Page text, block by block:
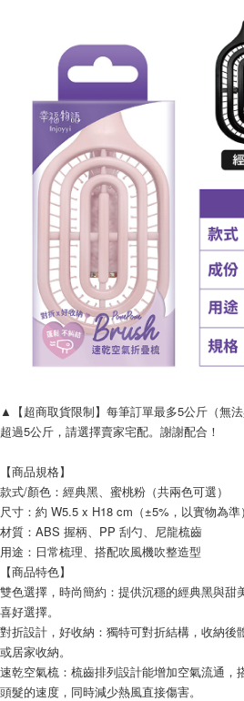
▲【超商取貨限制】每筆訂單最多5公斤（無
超過5公斤，請選擇賣家宅配。謝謝配合！
【商品規格】
款式/顏色：經典黑、蜜桃粉（共兩色可選）
尺寸：約 W5.5 x H18 cm（±5%，以實物為準）
材質：ABS 握柄、PP 刮勺、尼龍梳齒
用途：日常梳理、搭配吹風機吹整造型
【商品特色】
雙色選擇，時尚簡約：提供沉穩的經典黑與甜
喜好選擇。
對折設計，好收納：獨特可對折結構，收納後
或居家收納。
速乾空氣梳：梳齒排列設計能增加空氣流通，
頭髮的速度，同時減少熱風直接傷害。